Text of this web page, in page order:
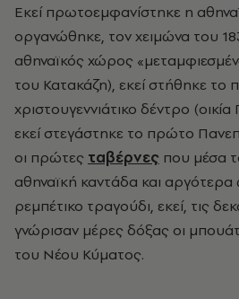
Εκεί πρωτοεμφανίστηκε η
οργανώθηκε, τον χειμώνα του
αθηναϊκός χώρος
του Κατακάζη), εκεί στήθηκε το
χριστουγεννιάτικο δέντρο
εκεί στεγάστηκε το πρώτο
οι πρώτες ταβέρνες που μέσα
αθηναϊκή καντάδα και
ρεμπέτικο τραγούδι, εκεί, τις
γνώρισαν μέρες δόξας οι
του Νέου Κύματος.